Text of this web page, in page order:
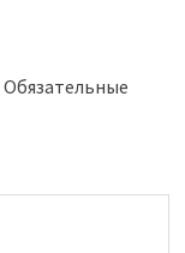
Обязательные